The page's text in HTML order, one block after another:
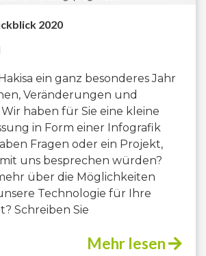
2020
ein ganz besonderes Jahr
Veränderungen und
haben für Sie eine kleine
in Form einer Infografik
Fragen oder ein Projekt,
uns besprechen würden?
über die Möglichkeiten
Technologie für Ihre
Schreiben Sie
Mehr lesen